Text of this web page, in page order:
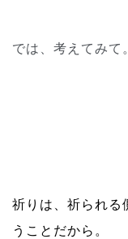
では、考えてみて
祈りは、祈られる
うことだから。